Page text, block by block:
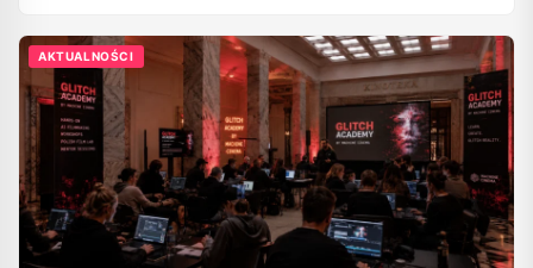
AKTUALNOŚCI